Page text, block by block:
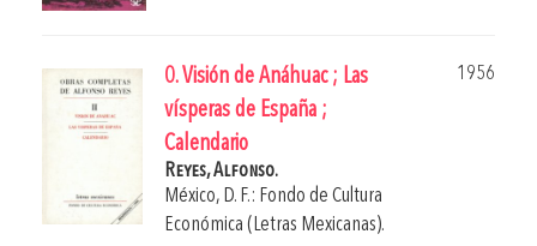
0. Visión de Anáhuac ; Las
vísperas de España ;
Calendario
1956
Reyes, Alfonso.
México, D. F.: Fondo de Cultura
Económica (Letras Mexicanas).